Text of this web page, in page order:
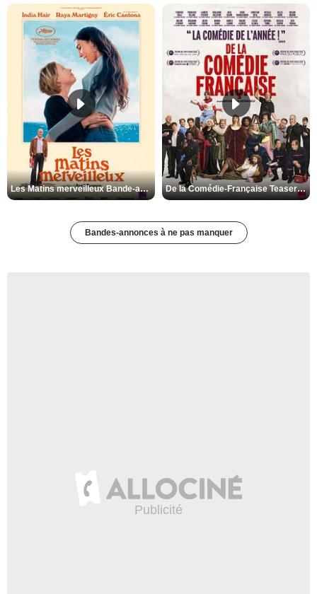
Les Matins merveilleux Bande-annonce VF De la Comédie-Française Teaser VF
Bandes-annonces à ne pas manquer